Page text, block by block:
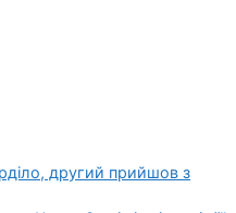
другий прийшов з